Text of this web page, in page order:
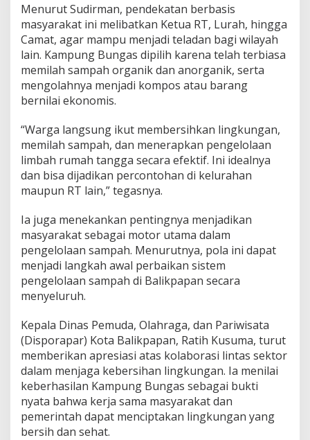
Menurut Sudirman, pendekatan berbasis
masyarakat ini melibatkan Ketua RT, Lurah, hingga
Camat, agar mampu menjadi teladan bagi wilayah
lain. Kampung Bungas dipilih karena telah terbiasa
memilah sampah organik dan anorganik, serta
mengolahnya menjadi kompos atau barang
bernilai ekonomis.
“Warga langsung ikut membersihkan lingkungan,
memilah sampah, dan menerapkan pengelolaan
limbah rumah tangga secara efektif. Ini idealnya
dan bisa dijadikan percontohan di kelurahan
maupun RT lain,” tegasnya.
Ia juga menekankan pentingnya menjadikan
masyarakat sebagai motor utama dalam
pengelolaan sampah. Menurutnya, pola ini dapat
menjadi langkah awal perbaikan sistem
pengelolaan sampah di Balikpapan secara
menyeluruh.
Kepala Dinas Pemuda, Olahraga, dan Pariwisata
(Disporapar) Kota Balikpapan, Ratih Kusuma, turut
memberikan apresiasi atas kolaborasi lintas sektor
dalam menjaga kebersihan lingkungan. Ia menilai
keberhasilan Kampung Bungas sebagai bukti
nyata bahwa kerja sama masyarakat dan
pemerintah dapat menciptakan lingkungan yang
bersih dan sehat.